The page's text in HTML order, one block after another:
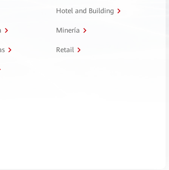
Hotel and Building
Minería
Retail